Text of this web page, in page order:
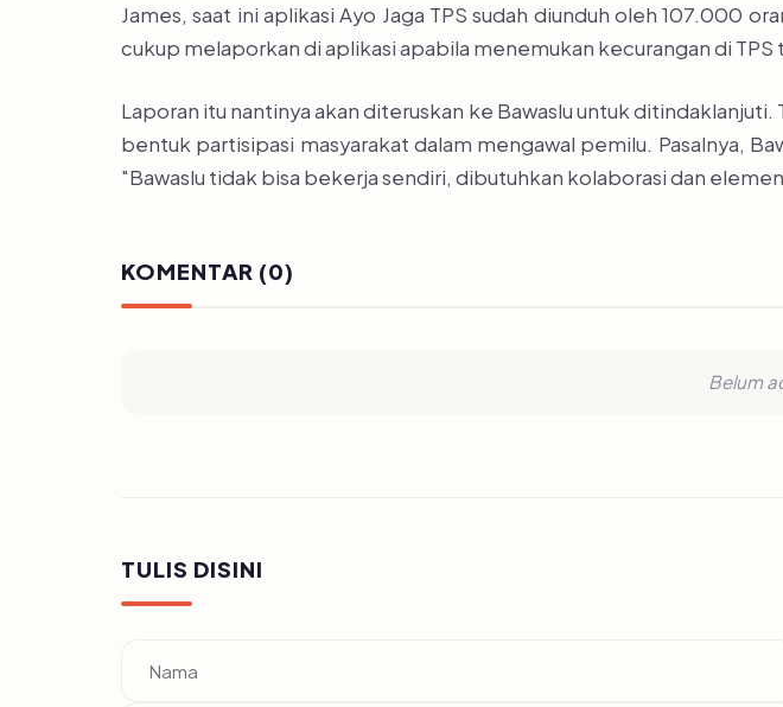
James, saat ini aplikasi Ayo Jaga TPS sudah diunduh oleh 107.000
cukup melaporkan di aplikasi apabila menemukan kecurangan di
Laporan itu nantinya akan diteruskan ke Bawaslu untuk
bentuk partisipasi masyarakat dalam mengawal pemilu. Pasalnya,
"Bawaslu tidak bisa bekerja sendiri, dibutuhkan kolaborasi dan
KOMENTAR (0)
Belum
TULIS DISINI